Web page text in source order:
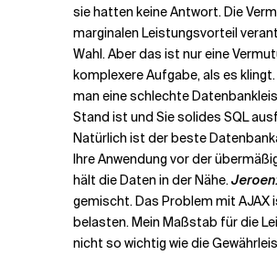
sie hatten keine Antwort. Die
marginalen Leistungsvorteil
Wahl. Aber das ist nur eine
komplexere Aufgabe, als es
man eine schlechte
Stand ist und Sie solides SQL
Natürlich ist der beste
Ihre Anwendung vor der
hält die Daten in der Nähe.
gemischt. Das Problem mit AJAX
belasten. Mein Maßstab für die
nicht so wichtig wie die